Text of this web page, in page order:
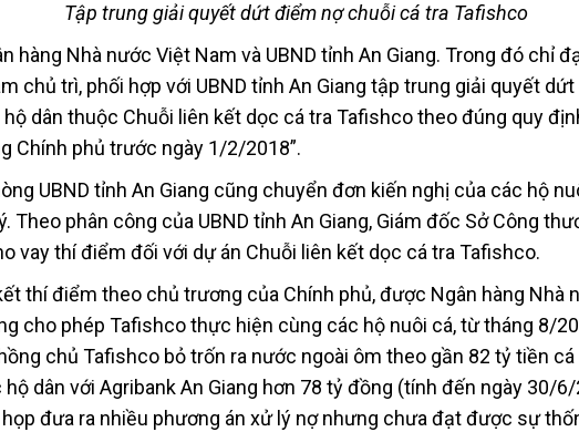
Tập trung giải quyết dứt điểm nợ chuỗi cá tra Tafishco
hàng Nhà nước Việt Nam và UBND tỉnh An Giang. Trong đó chỉ
chủ trì, phối hợp với UBND tỉnh An Giang tập trung giải quyết
dân thuộc Chuỗi liên kết dọc cá tra Tafishco theo đúng quy
Chính phủ trước ngày 1/2/2018”.
UBND tỉnh An Giang cũng chuyển đơn kiến nghị của các hộ
Theo phân công của UBND tỉnh An Giang, Giám đốc Sở Công
vay thí điểm đối với dự án Chuỗi liên kết dọc cá tra Tafishco.
thí điểm theo chủ trương của Chính phủ, được Ngân hàng Nhà
cho phép Tafishco thực hiện cùng các hộ nuôi cá, từ tháng 8/
chủ Tafishco bỏ trốn ra nước ngoài ôm theo gần 82 tỷ tiền cá
hộ dân với Agribank An Giang hơn 78 tỷ đồng (tính đến ngày 30/
đưa ra nhiều phương án xử lý nợ nhưng chưa đạt được sự